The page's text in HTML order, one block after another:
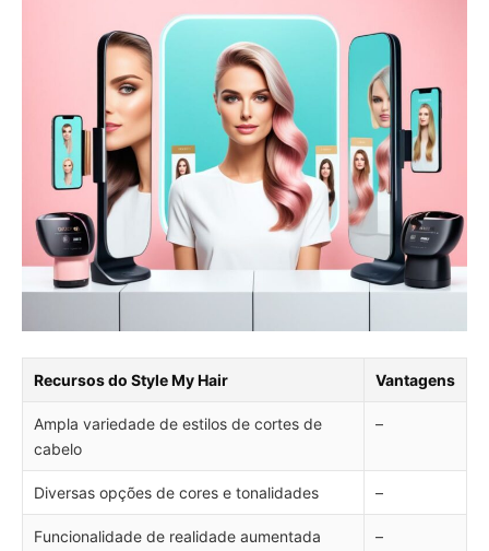
Recursos do Style My Hair Vantagens
Ampla variedade de estilos de cortes de
cabelo
–
Diversas opções de cores e tonalidades –
Funcionalidade de realidade aumentada
–